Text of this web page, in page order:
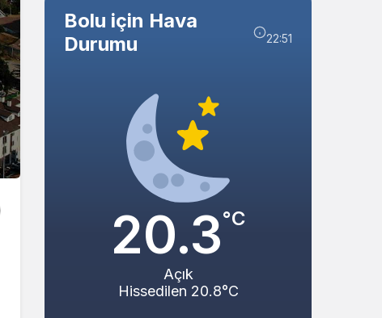
Bolu için Hava
Durumu
22:51
20.3°C
Açık
Hissedilen 20.8°C